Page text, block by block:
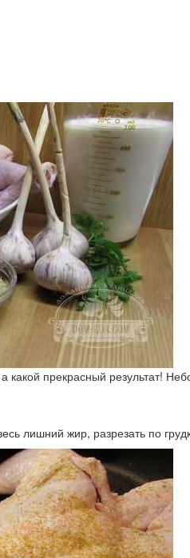
прекрасный результат!
лишний жир, разрезать по